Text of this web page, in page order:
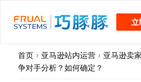
过
立
首页 › 亚马逊站内运营 › 亚马逊卖
争对手分析？如何确定？